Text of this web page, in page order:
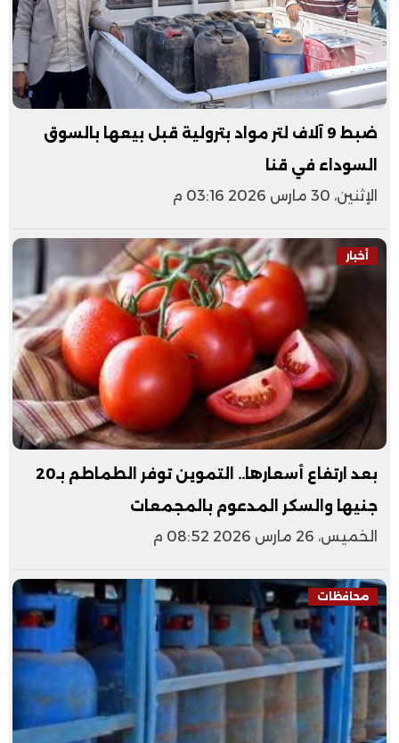
ضبط 9 آلاف لتر مواد بترولية قبل بيعها بالسوق
السوداء في قنا
الإثنين، 30 مارس 2026 03:16 م
أخبار
بعد ارتفاع أسعارها.. التموين توفر الطماطم بـ20
جنيها والسكر المدعوم بالمجمعات
الخميس، 26 مارس 2026 08:52 م
محافظات